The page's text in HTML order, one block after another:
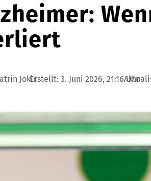
JokicErstellt: 3. Juni 2026, 21:16 Uhr